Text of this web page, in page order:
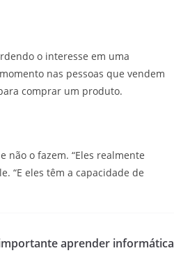
o interesse em uma
nas pessoas que vendem
comprar um produto.
não o fazem. “Eles realmente
“E eles têm a capacidade de
aprender informática